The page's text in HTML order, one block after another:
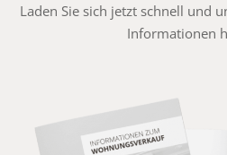
Laden Sie sich jetzt schnell und
Informationen